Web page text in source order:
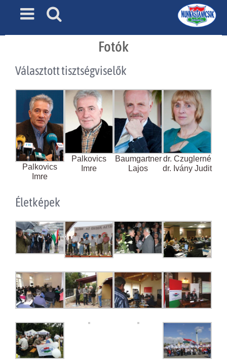
Fotók
Választott tisztségviselők
Palkovics
Imre
Palkovics
Imre
Baumgartner
Lajos
dr. Czuglerné
dr. Ivány Judit
Életképek